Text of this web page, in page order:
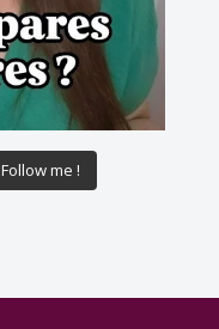
Follow me !